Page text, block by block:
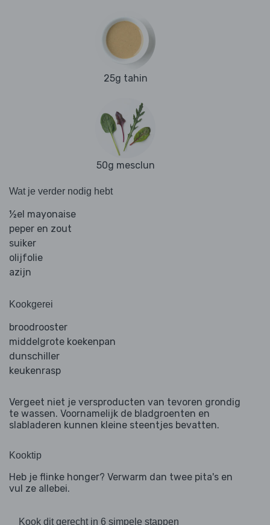
25g tahin
50g mesclun
Wat je verder nodig hebt
½el mayonaise
peper en zout
suiker
olijfolie
azijn
Kookgerei
broodrooster
middelgrote koekenpan
dunschiller
keukenrasp
Vergeet niet je versproducten van tevoren grondig
te wassen. Voornamelijk de bladgroenten en
slabladeren kunnen kleine steentjes bevatten.
Kooktip
Heb je flinke honger? Verwarm dan twee pita's en
vul ze allebei.
Kook dit gerecht in 6 simpele stappen